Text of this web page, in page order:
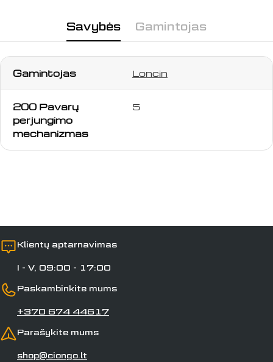
Užduokite klausimą
Jūsų
vardas
Jūsų
Laukai, pažymėti *, yra privalomi.
Siųsti klausimą
Savybės Gamintojas
Gamintojas Loncin
200 Pavarų
perjungimo
mechanizmas
5
Klientų aptarnavimas
I - V, 09:00 - 17:00
Paskambinkite mums
+370 674 44617
Parašykite mums
shop@ciongo.lt